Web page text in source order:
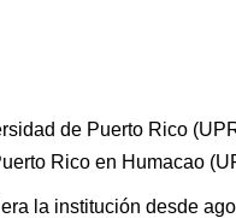
de Puerto Rico
Rico en Humacao
la institución desde